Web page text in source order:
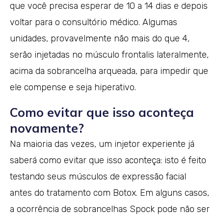
que você precisa esperar de 10 a 14 dias e depois
voltar para o consultório médico. Algumas
unidades, provavelmente não mais do que 4,
serão injetadas no músculo frontalis lateralmente,
acima da sobrancelha arqueada, para impedir que
ele compense e seja hiperativo.
Como evitar que isso aconteça
novamente?
Na maioria das vezes, um injetor experiente já
saberá como evitar que isso aconteça: isto é feito
testando seus músculos de expressão facial
antes do tratamento com Botox. Em alguns casos,
a ocorrência de sobrancelhas Spock pode não ser